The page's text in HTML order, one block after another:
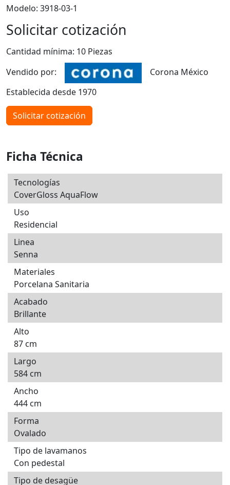
Modelo: 3918-03-1
Solicitar cotización
Cantidad mínima: 10 Piezas
Vendido por:
Corona México
Establecida desde 1970
Solicitar cotización
Ficha Técnica
Tecnologías
CoverGloss AquaFlow
Uso
Residencial
Linea
Senna
Materiales
Porcelana Sanitaria
Acabado
Brillante
Alto
87 cm
Largo
584 cm
Ancho
444 cm
Forma
Ovalado
Tipo de lavamanos
Con pedestal
Tipo de desagüe